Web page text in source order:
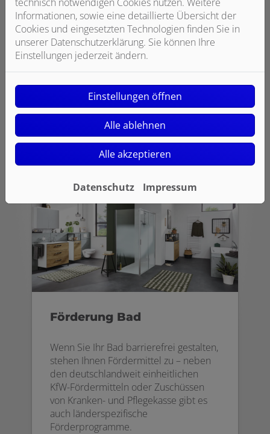
selbstständig und ohne die Hilfe
anderer in den eigenen Wohnräumen
leben? Einen ganz wichtigen Beitrag
dazu liefert ein barrierefreies Bad. Es
verbindet zeitloses Design mit einem
hohen Maß an Komfort und bietet
ergonomische Zusatzfunktionen.
Förderung Bad
Wenn Sie Ihr Bad barrierefrei gestalten,
stehen Ihnen Fördermittel zu – neben
den deutschlandweit einheitlichen
KfW-Fördermitteln oder Zuschüssen
von Kranken- und Pflegekasse gibt es
auch länderspezifische
Förderprogramme.
Informationen, sowie eine detaillierte Übersicht der
Cookies und eingesetzten Technologien finden Sie in
unserer Datenschutzerklärung. Sie können Ihre
Einstellungen jederzeit ändern.
Einstellungen öffnen
Alle ablehnen
Alle akzeptieren
Datenschutz Impressum